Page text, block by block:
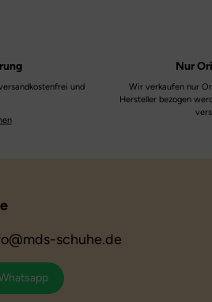
und
Nur
Wir verkaufen nur
Hersteller bezogen
schuhe.de